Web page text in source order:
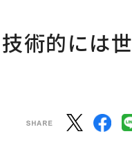
術的には世